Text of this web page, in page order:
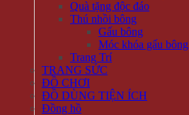
Quà tặng độc đáo
Thú nhồi bông
Gấu bông
Móc khóa gấu bông
Trang Trí
TRANG SỨC
ĐỒ CHƠI
ĐỒ DÙNG TIỆN ÍCH
Đồng hồ